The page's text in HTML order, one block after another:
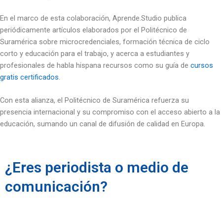
En el marco de esta colaboración, Aprende.Studio publica
periódicamente artículos elaborados por el Politécnico de
Suramérica sobre microcredenciales, formación técnica de ciclo
corto y educación para el trabajo, y acerca a estudiantes y
profesionales de habla hispana recursos como su guía de cursos
gratis certificados
Con esta alianza, el Politécnico de Suramérica refuerza su
presencia internacional y su compromiso con el acceso abierto a la
educación, sumando un canal de difusión de calidad en Europa.
¿Eres periodista o medio de
comunicación?